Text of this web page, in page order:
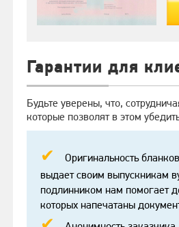
Гарантии для
Будьте уверены, что,
которые позволят в этом
Оригинальность
выдает своим выпускникам
подлинником нам помогает
которых напечатаны